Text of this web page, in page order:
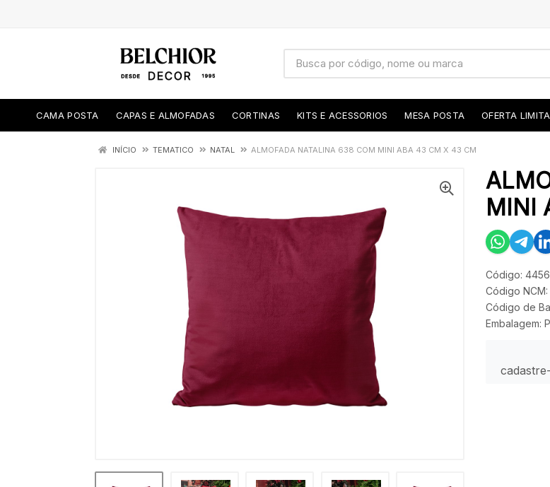
CAMA POSTA CAPAS E ALMOFADAS CORTINAS KITS E ACESSORIOS MESA POSTA OFERTA
INÍCIO TEMATICO NATAL ALMOFADA NATALINA 638 COM MINI ABA 43 CM X 43 CM
MINI
Código:
Código
Código de
Embalagem: